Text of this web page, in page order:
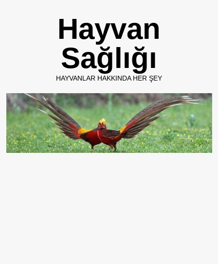
Hayvan
Sağlığı
HAYVANLAR HAKKINDA HER ŞEY